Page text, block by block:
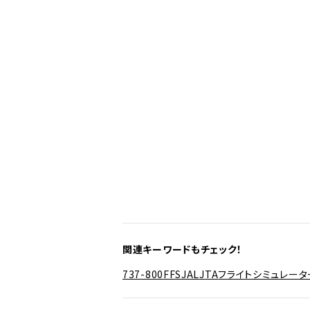
関連キーワードもチェック！
737-800FFSJALJTAフライトシミュレータ